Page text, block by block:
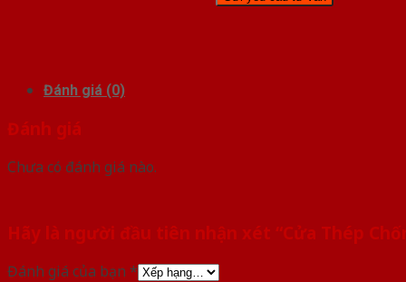
Đánh giá (0)
Đánh giá
Chưa có đánh giá nào.
Hãy là người đầu tiên nhận xét “Cửa Thép
Đánh giá của bạn *